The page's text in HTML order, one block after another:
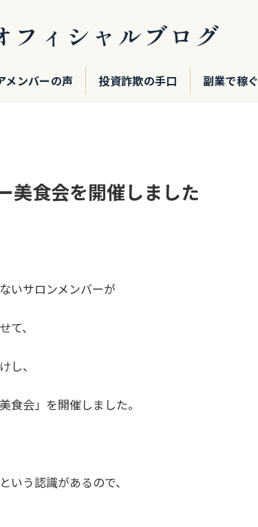
フィシャルブログ
メンバーの声 投資詐欺の手口 副業で稼ぐ
美食会を開催しました
いサロンメンバーが
て、
し、
食会」を開催しました。
いう認識があるので、